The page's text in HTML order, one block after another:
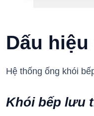
Dấu
Hệ thống ống khói
Khói bếp lưu